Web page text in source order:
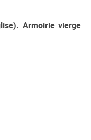
Armoirie vierge